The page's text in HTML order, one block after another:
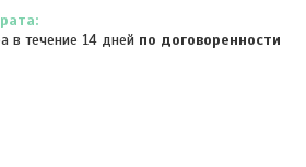
в течение 14 дней по договоренности